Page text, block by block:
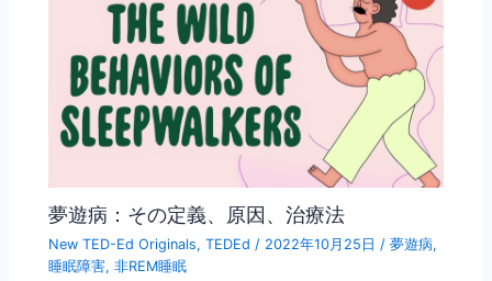
夢遊病：その定義、原因、治療法
New TED-Ed Originals,TEDEd / 2022年10月25日 /夢遊病,
睡眠障害,非REM睡眠